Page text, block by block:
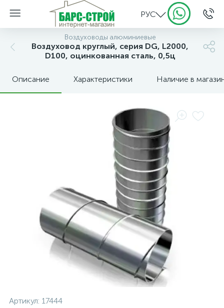
РУС
Воздуховоды алюминиевые
Воздуховод круглый, серия DG, L2000,
D100, оцинкованная сталь, 0,5ц
Описание Характеристики Наличие в
Артикул: 17444